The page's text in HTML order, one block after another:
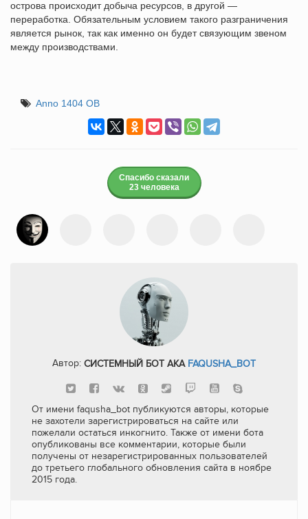
острова происходит добыча ресурсов, в другой —
переработка. Обязательным условием такого разграничения
является рынок, так как именно он будет связующим звеном
между производствами.
Anno 1404 ОВ
Спасибо сказали
23 человека
Автор: СИСТЕМНЫЙ БОТ AKA FAQUSHA_BOT
От имени faqusha_bot публикуются авторы, которые
не захотели зарегистрироваться на сайте или
пожелали остаться инкогнито. Также от имени бота
опубликованы все комментарии, которые были
получены от незарегистрированных пользователей
до третьего глобального обновления сайта в ноябре
2015 года.